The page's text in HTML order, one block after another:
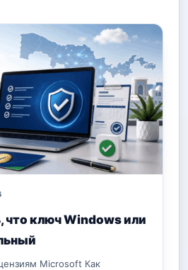
что ключ Windows или
Microsoft Как